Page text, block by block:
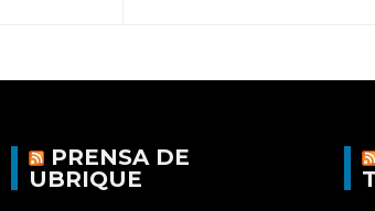
PRENSA DE
UBRIQUE